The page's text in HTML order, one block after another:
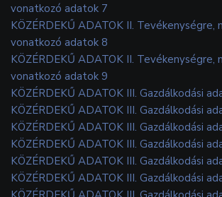
vonatkozó adatok 7
KÖZÉRDEKŰ ADATOK II. Tevékenységre,
vonatkozó adatok 8
KÖZÉRDEKŰ ADATOK II. Tevékenységre,
vonatkozó adatok 9
KÖZÉRDEKŰ ADATOK III. Gazdálkodási
KÖZÉRDEKŰ ADATOK III. Gazdálkodási
KÖZÉRDEKŰ ADATOK III. Gazdálkodási
KÖZÉRDEKŰ ADATOK III. Gazdálkodási
KÖZÉRDEKŰ ADATOK III. Gazdálkodási
KÖZÉRDEKŰ ADATOK III. Gazdálkodási